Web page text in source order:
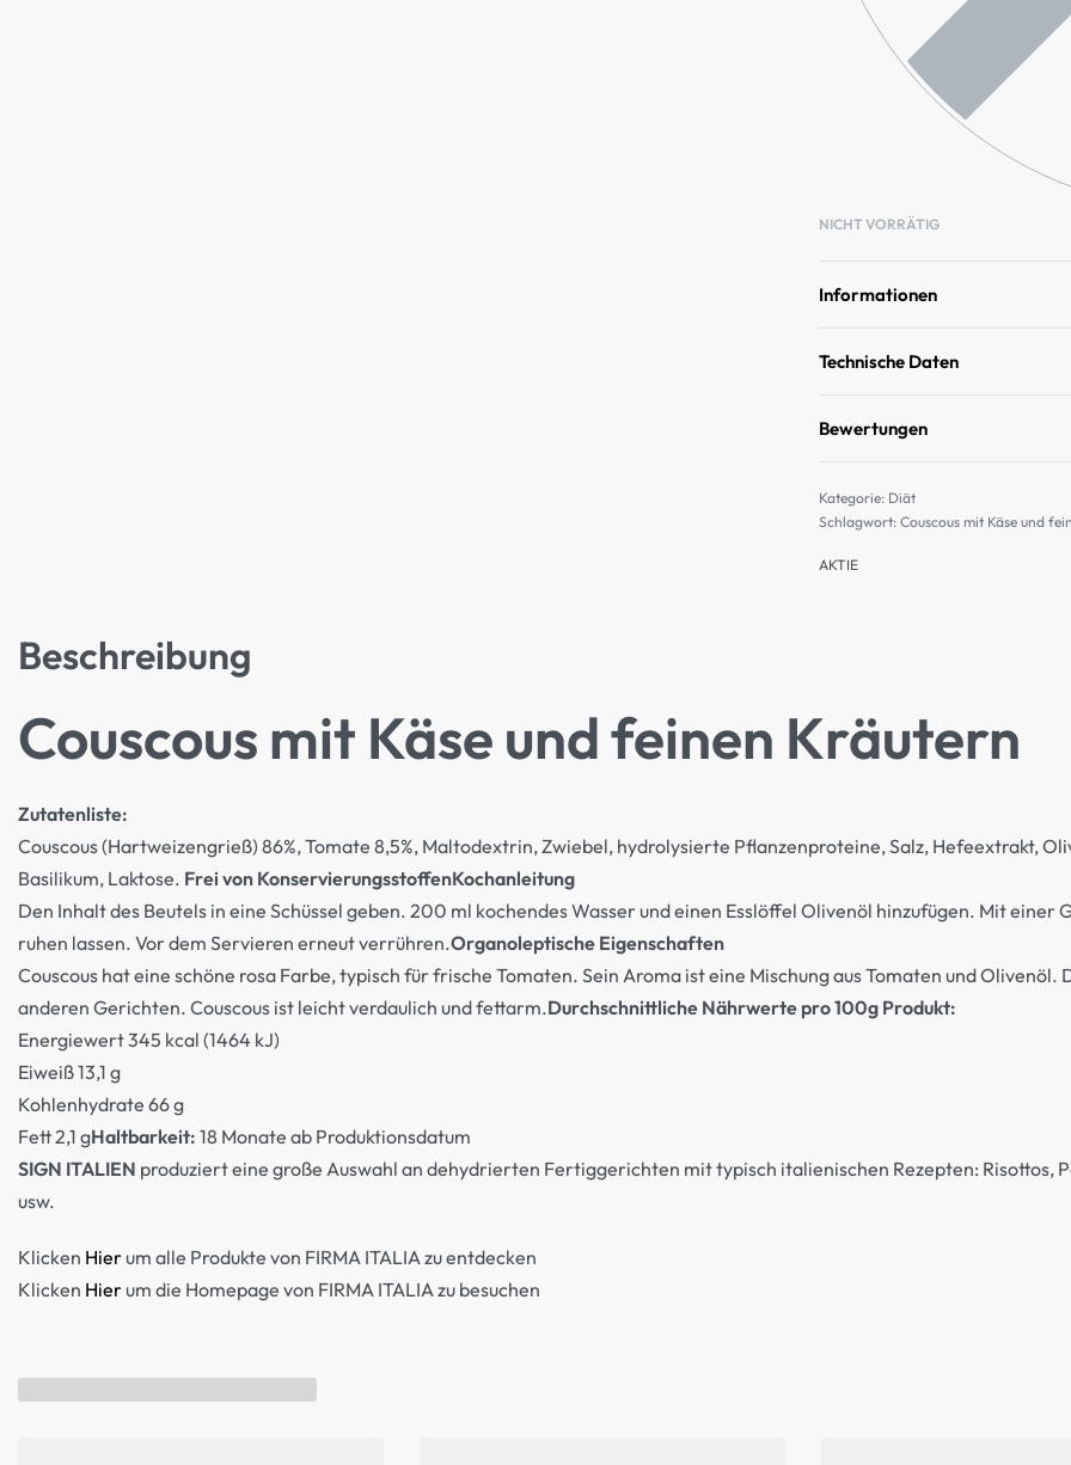
NICHT VORRÄTIG
Informationen
Technische Daten
Bewertungen
Kategorie: Diät
Schlagwort:Couscous mit Käse und
AKTIE
Beschreibung
Couscous mit Käse und feinen Kräutern
Zutatenliste:
Couscous (Hartweizengrieß) 86%, Tomate 8,5%, Maltodextrin, Zwiebel, hydrolysierte Pflanzenproteine, Salz, Hefeextrakt,
Basilikum, Laktose. Frei von KonservierungsstoffenKochanleitung
Den Inhalt des Beutels in eine Schüssel geben. 200 ml kochendes Wasser und einen Esslöffel Olivenöl hinzufügen. Mit einer
ruhen lassen. Vor dem Servieren erneut verrühren.Organoleptische Eigenschaften
Couscous hat eine schöne rosa Farbe, typisch für frische Tomaten. Sein Aroma ist eine Mischung aus Tomaten und
anderen Gerichten. Couscous ist leicht verdaulich und fettarm.Durchschnittliche Nährwerte pro 100g Produkt:
Energiewert 345 kcal (1464 kJ)
Eiweiß 13,1 g
Kohlenhydrate 66 g
Fett 2,1 gHaltbarkeit: 18 Monate ab Produktionsdatum
SIGN ITALIEN produziert eine große Auswahl an dehydrierten Fertiggerichten mit typisch italienischen Rezepten: Risottos,
usw.
Klicken Hierum alle Produkte von FIRMA ITALIA zu entdecken
Klicken Hierum die Homepage von FIRMA ITALIA zu besuchen